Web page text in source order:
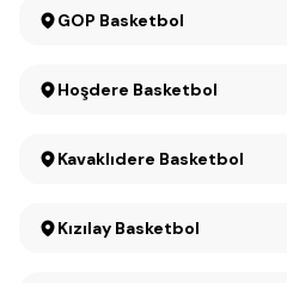
GOP Basketbol
Hoşdere Basketbol
Kavaklıdere Basketbol
Kızılay Basketbol